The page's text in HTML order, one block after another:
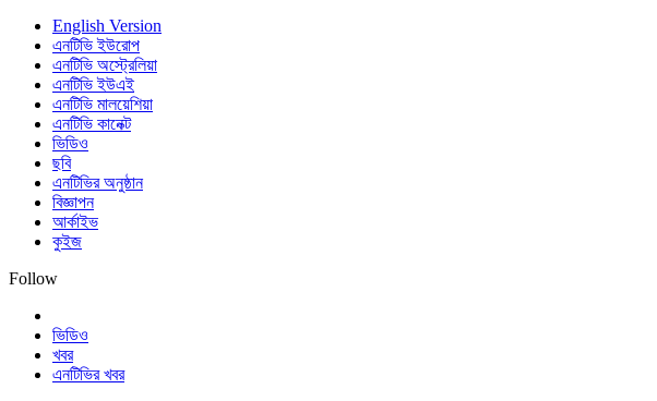
English Version
এনটিভি ইউরোপ
এনটিভি অস্ট্রেলিয়া
এনটিভি ইউএই
এনটিভি মালয়েশিয়া
এনটিভি কানেক্ট
ভিডিও
ছবি
এনটিভির অনুষ্ঠান
বিজ্ঞাপন
আর্কাইভ
কুইজ
Follow
ভিডিও
খবর
এনটিভির খবর